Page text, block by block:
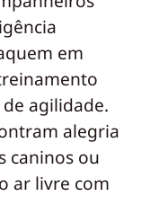
em
agilidade.
alegria
caninos ou
ar livre com